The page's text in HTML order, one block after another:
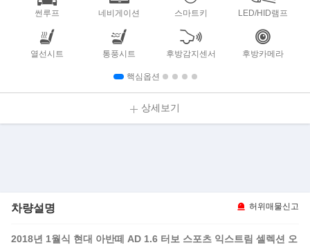
썬루프 네비게이션 스마트키 LED/HID램프
열선시트 통풍시트 후방감지센서 후방카메라
핵심옵션
상세보기
차량설명 허위매물신고
2018년 1월식 현대 아반떼 AD 1.6 터보 스포츠 익스트림 셀렉션 오